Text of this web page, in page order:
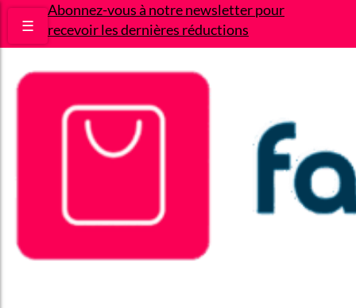
Abonnez-vous à notre newsletter pour
recevoir les dernières réductions
☰